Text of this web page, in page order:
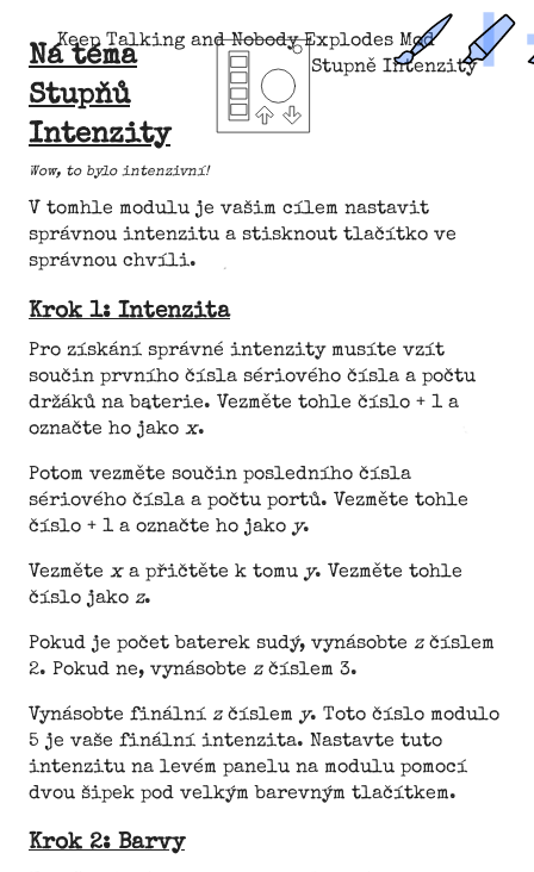
Keep Talking and Nobody Explodes Mod
Stupně Intenzity
Ná téma
Stupňů
Intenzity
Wow, to bylo intenzivní!
V tomhle modulu je vašim cílem nastavit
správnou intenzitu a stisknout tlačítko ve
správnou chvíli.
Krok 1: Intenzita
Pro získání správné intenzity musíte vzít
součin prvního čísla sériového čísla a počtu
držáků na baterie. Vezměte tohle číslo + 1 a
označte ho jako x.
Potom vezměte součin posledního čísla
sériového čísla a počtu portů. Vezměte tohle
číslo + 1 a označte ho jako y.
Vezměte xa přičtěte k tomu y. Vezměte tohle
číslo jako z.
Pokud je počet baterek sudý, vynásobte zčíslem
2. Pokud ne, vynásobte zčíslem 3.
Vynásobte finální zčíslem y. Toto číslo modulo
5 je vaše finální intenzita. Nastavte tuto
intenzitu na levém panelu na modulu pomocí
dvou šipek pod velkým barevným tlačítkem.
Krok 2: Barvy